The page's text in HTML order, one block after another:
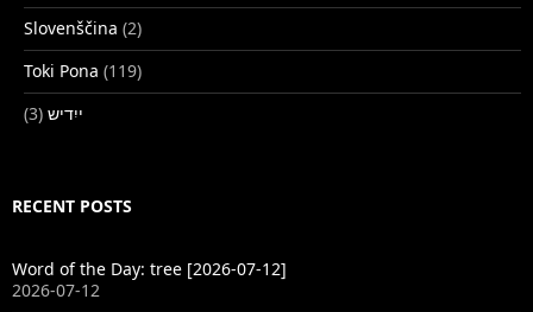
Slovenščina (2)
Toki Pona (119)
ייִדיש (3)
RECENT POSTS
Word of the Day: tree [2026-07-12]
2026-07-12